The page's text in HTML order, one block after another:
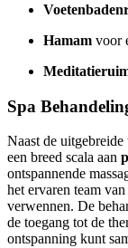
Hamam voor
Spa
Naast de
een breed scala aan
ontspannende
het ervaren team
verwennen. De
de toegang tot de
ontspanning kunt